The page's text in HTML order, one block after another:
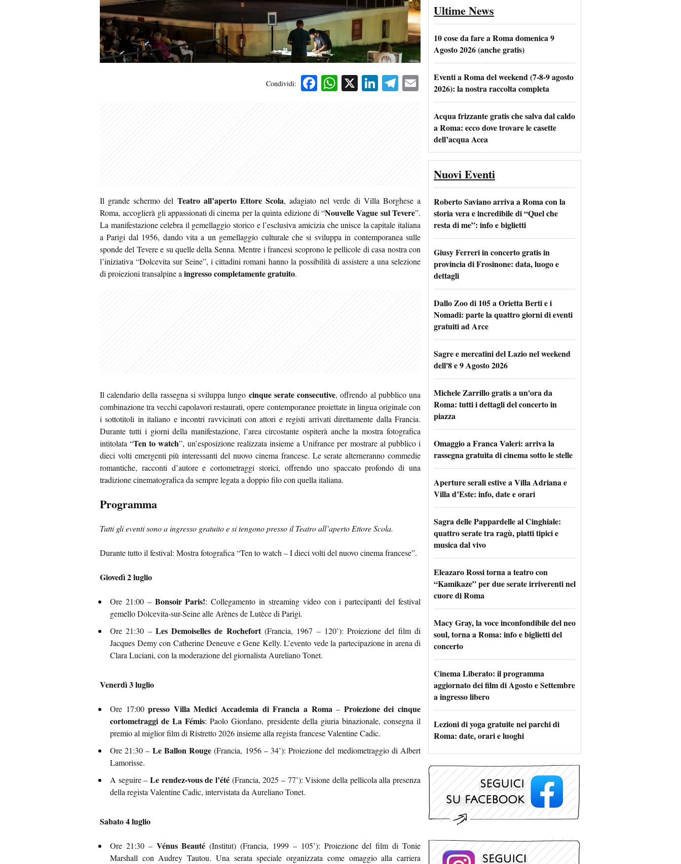
Condividi: Facebook
WhatsApp
X LinkedIn
Telegram
Email
Il grande schermo del Teatro all’aperto Ettore Scola, adagiato nel verde di Villa Borghese a
Roma, accoglierà gli appassionati di cinema per la quinta edizione di “Nouvelle Vague sul Tevere”.
La manifestazione celebra il gemellaggio storico e l’esclusiva amicizia che unisce la capitale italiana
a Parigi dal 1956, dando vita a un gemellaggio culturale che si sviluppa in contemporanea sulle
sponde del Tevere e su quelle della Senna. Mentre i francesi scoprono le pellicole di casa nostra con
l’iniziativa “Dolcevita sur Seine”, i cittadini romani hanno la possibilità di assistere a una selezione
di proiezioni transalpine aingresso completamente gratuito.
Il calendario della rassegna si sviluppa lungo cinque serate consecutive, offrendo al pubblico una
combinazione tra vecchi capolavori restaurati, opere contemporanee proiettate in lingua originale con
i sottotitoli in italiano e incontri ravvicinati con attori e registi arrivati direttamente dalla Francia.
Durante tutti i giorni della manifestazione, l’area circostante ospiterà anche la mostra fotografica
intitolata “Ten to watch”, un’esposizione realizzata insieme a Unifrance per mostrare al pubblico i
dieci volti emergenti più interessanti del nuovo cinema francese. Le serate alterneranno commedie
romantiche, racconti d’autore e cortometraggi storici, offrendo uno spaccato profondo di una
tradizione cinematografica da sempre legata a doppio filo con quella italiana.
Programma
Tutti gli eventi sono a ingresso gratuito e si tengono presso il Teatro all’aperto Ettore Scola.
Durante tutto il festival: Mostra fotografica “Ten to watch – I dieci volti del nuovo cinema francese”.
Giovedì 2 luglio
Ore 21:00 – Bonsoir Paris!: Collegamento in streaming video con i partecipanti del festival
gemello Dolcevita-sur-Seine alle Arènes de Lutèce di Parigi.
Ore 21:30 – Les Demoiselles de Rochefort(Francia, 1967 – 120’): Proiezione del film di
Jacques Demy con Catherine Deneuve e Gene Kelly. L’evento vede la partecipazione in arena di
Clara Luciani, con la moderazione del giornalista Aureliano Tonet.
Venerdì 3 luglio
Ore 17:00presso Villa Medici Accademia di Francia a Roma– Proiezione dei cinque
cortometraggi de La Fémis: Paolo Giordano, presidente della giuria binazionale, consegna il
premio al miglior film di Ristretto 2026 insieme alla regista francese Valentine Cadic.
Ore 21:30 – Le Ballon Rouge (Francia, 1956 – 34’): Proiezione del mediometraggio di Albert
Lamorisse.
A seguire – Le rendez-vous de l’été (Francia, 2025 – 77’): Visione della pellicola alla presenza
della regista Valentine Cadic, intervistata da Aureliano Tonet.
Sabato 4 luglio
Ore 21:30 – Vénus Beauté (Institut) (Francia, 1999 – 105’): Proiezione del film di Tonie
Marshall con Audrey Tautou. Una serata speciale organizzata come omaggio alla carriera
Ultime News
10 cose da fare a Roma domenica 9
Agosto 2026 (anche gratis)
Eventi a Roma del weekend (7-8-9 agosto
2026): la nostra raccolta completa
Acqua frizzante gratis che salva dal caldo
a Roma: ecco dove trovare le casette
dell’acqua Acea
Nuovi Eventi
Roberto Saviano arriva a Roma con la
storia vera e incredibile di “Quel che
resta di me”: info e biglietti
Giusy Ferreri in concerto gratis in
provincia di Frosinone: data, luogo e
dettagli
Dallo Zoo di 105 a Orietta Berti e i
Nomadi: parte la quattro giorni di eventi
gratuiti ad Arce
Sagre e mercatini del Lazio nel weekend
dell'8 e 9 Agosto 2026
Michele Zarrillo gratis a un'ora da
Roma: tutti i dettagli del concerto in
piazza
Omaggio a Franca Valeri: arriva la
rassegna gratuita di cinema sotto le stelle
Aperture serali estive a Villa Adriana e
Villa d’Este: info, date e orari
Sagra delle Pappardelle al Cinghiale:
quattro serate tra ragù, piatti tipici e
musica dal vivo
Eleazaro Rossi torna a teatro con
“Kamikaze” per due serate irriverenti nel
cuore di Roma
Macy Gray, la voce inconfondibile del neo
soul, torna a Roma: info e biglietti del
concerto
Cinema Liberato: il programma
aggiornato dei film di Agosto e Settembre
a ingresso libero
Lezioni di yoga gratuite nei parchi di
Roma: date, orari e luoghi